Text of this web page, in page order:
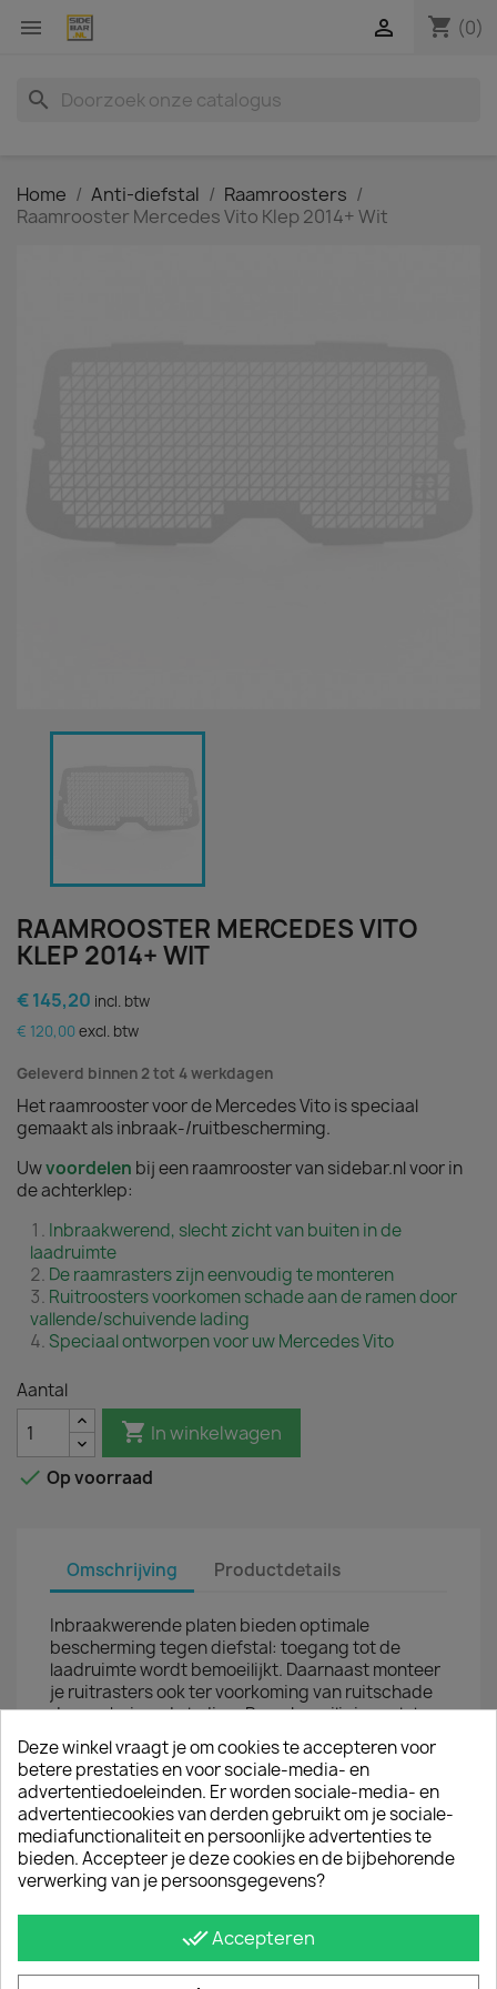
 shopping_cart (0)

search
Home Anti-diefstal
Raamroosters
Raamrooster Mercedes Vito Klep 2014+ Wit
RAAMROOSTER MERCEDES VITO
KLEP 2014+ WIT
€ 145,20 incl. btw
€ 120,00 excl. btw
Geleverd binnen 2 tot 4 werkdagen
Het raamrooster voor de Mercedes Vito is speciaal
gemaakt als inbraak-/ruitbescherming.
Uwvoordelen bij een raamrooster van sidebar.nl voor in
de achterklep:
Inbraakwerend, slecht zicht van buiten in de
laadruimte
De raamrasters zijn eenvoudig te monteren
Ruitroosters voorkomen schade aan de ramen door
vallende/schuivende lading
Speciaal ontworpen voor uw Mercedes Vito
Aantal
 In winkelwagen
 Op voorraad
Omschrijving Productdetails
Inbraakwerende platen bieden optimale
bescherming tegen diefstal: toegang tot de
laadruimte wordt bemoeilijkt. Daarnaast monteer
je ruitrasters ook ter voorkoming van ruitschade
door schuivende lading. Raambeveiligingsplaten
zijn eenvoudig te monteren met bijgeleverde
popnagels.
JE BENT MISSCHIEN OOK GEÏNTERESSEERD IN
Deze winkel vraagt je om cookies te accepteren voor
betere prestaties en voor sociale-media- en
advertentiedoeleinden. Er worden sociale-media- en
advertentiecookies van derden gebruikt om je sociale-
mediafunctionaliteit en persoonlijke advertenties te
bieden. Accepteer je deze cookies en de bijbehorende
verwerking van je persoonsgegevens?
done_allAccepteren